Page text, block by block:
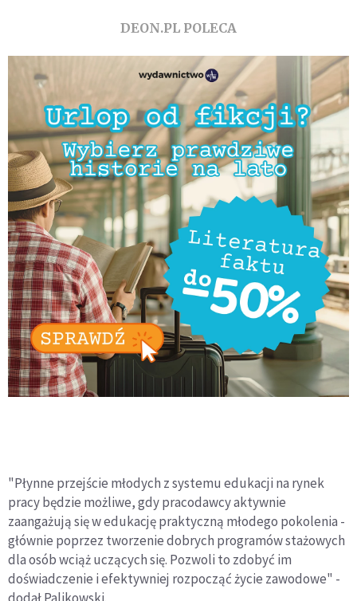
DEON.PL POLECA
"Płynne przejście młodych z systemu edukacji na rynek
pracy będzie możliwe, gdy pracodawcy aktywnie
zaangażują się w edukację praktyczną młodego pokolenia -
głównie poprzez tworzenie dobrych programów stażowych
dla osób wciąż uczących się. Pozwoli to zdobyć im
doświadczenie i efektywniej rozpocząć życie zawodowe" -
dodał Palikowski.